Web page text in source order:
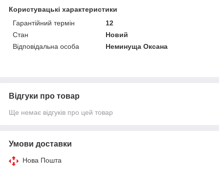
Користувацькі характеристики
Гарантійний термін
12
Стан
Новий
Відповідальна особа
Неминуща Оксана
Відгуки про товар
Ще немає відгуків про цей товар
Умови доставки
Нова Пошта